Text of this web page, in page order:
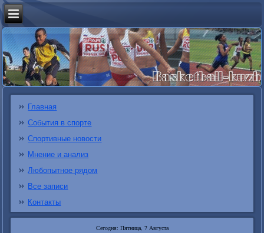
Главная
События в спорте
Спортивные новости
Мнение и анализ
Любопытное рядом
Все записи
Контакты
Сегодня: Пятница, 7 Августа